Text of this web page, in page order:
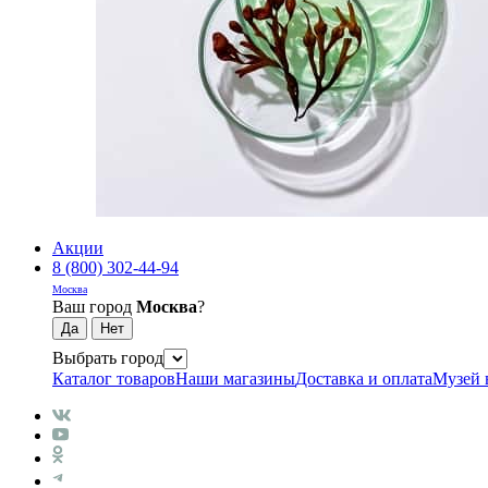
Акции
8 (800) 302-44-94
Москва
Ваш город Москва?
Выбрать город
Каталог товаровНаши магазиныДоставка и оплатаМузей